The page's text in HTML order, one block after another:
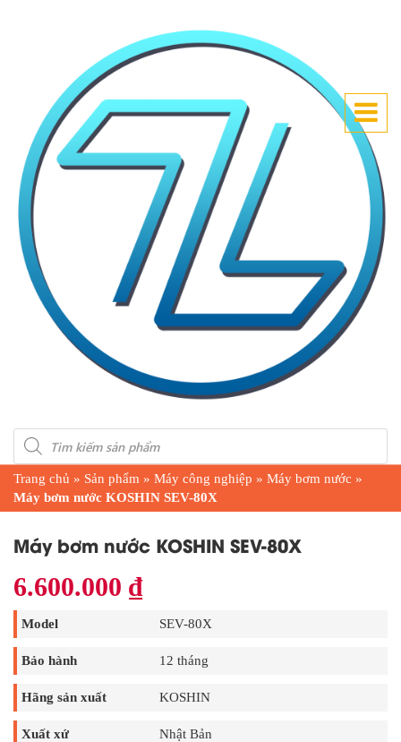
Products
search
Trang chủ » Sản phẩm » Máy công nghiệp » Máy bơm nước »
Máy bơm nước KOSHIN SEV-80X
Máy bơm nước KOSHIN SEV-80X
6.600.000 ₫
Model SEV-80X
Bảo hành 12 tháng
Hãng sản xuất KOSHIN
Xuất xứ Nhật Bản